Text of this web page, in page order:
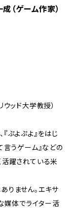
（ゲーム作家）
ッド大学教授）
ぷよぷよ』をはじ
言うゲーム』などの
活躍されている米
りません。エキサ
媒体でライター活